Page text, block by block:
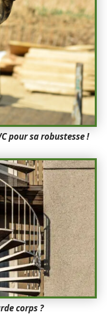
pour sa robustesse !
corps ?